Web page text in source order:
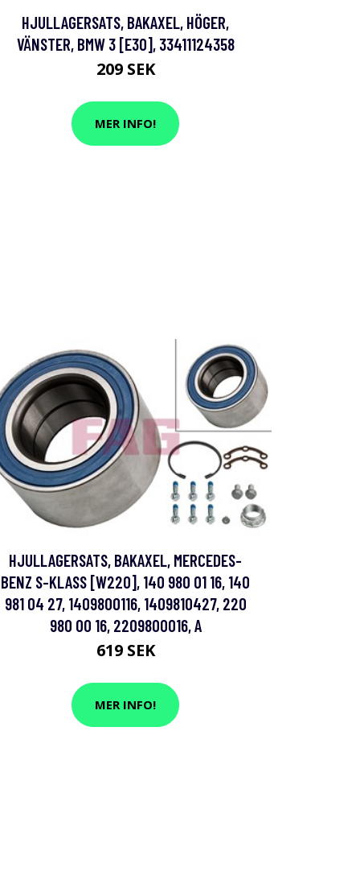
HJULLAGERSATS, BAKAXEL, HÖGER,
VÄNSTER, BMW 3 [E30], 33411124358
209 SEK
MER INFO!
HJULLAGERSATS, BAKAXEL, MERCEDES-
BENZ S-KLASS [W220], 140 980 01 16, 140
981 04 27, 1409800116, 1409810427, 220
980 00 16, 2209800016, A
619 SEK
MER INFO!